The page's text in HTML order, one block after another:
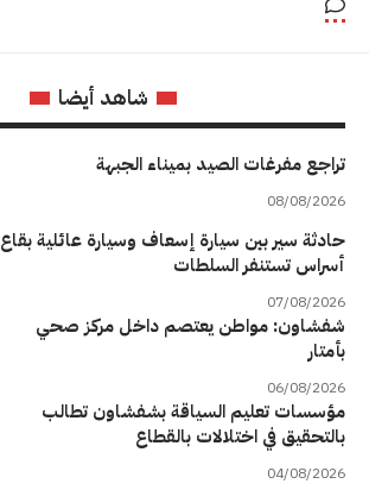
شاهد أيضا
تراجع مفرغات الصيد بميناء الجبهة
08/08/2026
حادثة سير بين سيارة إسعاف وسيارة عائلية بقاع
أسراس تستنفر السلطات
07/08/2026
شفشاون: مواطن يعتصم داخل مركز صحي
بأمتار
06/08/2026
مؤسسات تعليم السياقة بشفشاون تطالب
بالتحقيق في اختلالات بالقطاع
04/08/2026